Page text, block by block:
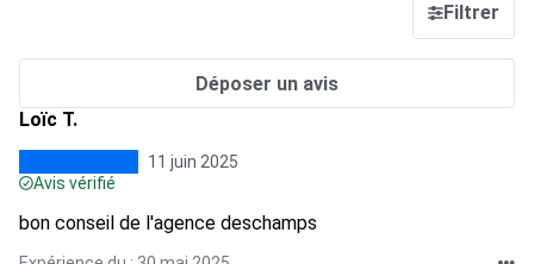
Filtrer
Déposer un avis
Loïc T.
11 juin 2025
Avis vérifié
bon conseil de l'agence deschamps